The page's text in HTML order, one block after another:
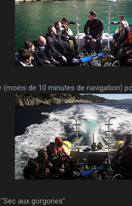
(moins de 10 minutes de navigation)
aux gorgones"